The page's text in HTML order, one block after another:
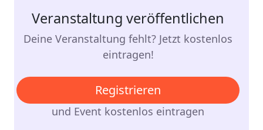
Veranstaltung veröffentlichen
Deine Veranstaltung fehlt? Jetzt kostenlos
eintragen!
Registrieren
und Event kostenlos eintragen